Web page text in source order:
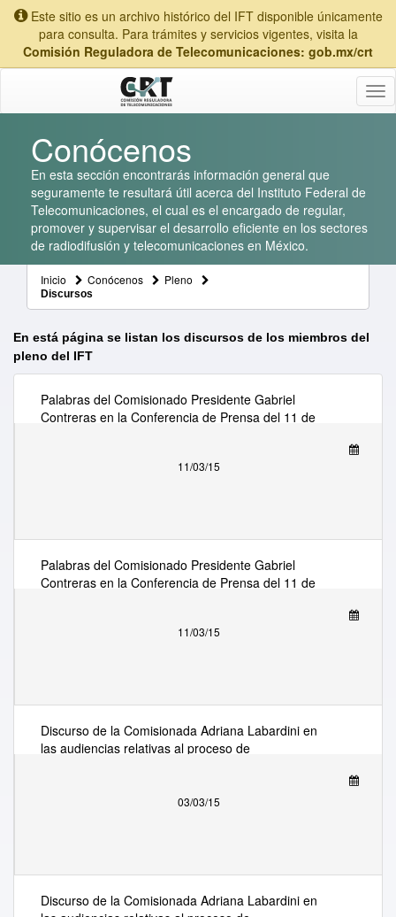
Este sitio es un archivo histórico del IFT disponible únicamente
para consulta. Para trámites y servicios vigentes, visita la
Comisión Reguladora de Telecomunicaciones: gob.mx/crt
Conócenos
En esta sección encontrarás información general que
seguramente te resultará útil acerca del Instituto Federal de
Telecomunicaciones, el cual es el encargado de regular,
promover y supervisar el desarrollo eficiente en los sectores
de radiodifusión y telecomunicaciones en México.
Inicio Conócenos Pleno
Discursos
En está página se listan los discursos de los miembros del
pleno del IFT
Palabras del Comisionado Presidente Gabriel
Contreras en la Conferencia de Prensa del 11 de
11/03/15
Palabras del Comisionado Presidente Gabriel
Contreras en la Conferencia de Prensa del 11 de
11/03/15
Discurso de la Comisionada Adriana Labardini en
las audiencias relativas al proceso de
03/03/15
Discurso de la Comisionada Adriana Labardini en